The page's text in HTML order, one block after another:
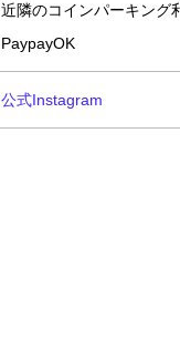
近隣のコインパーキング
PaypayOK
公式Instagram